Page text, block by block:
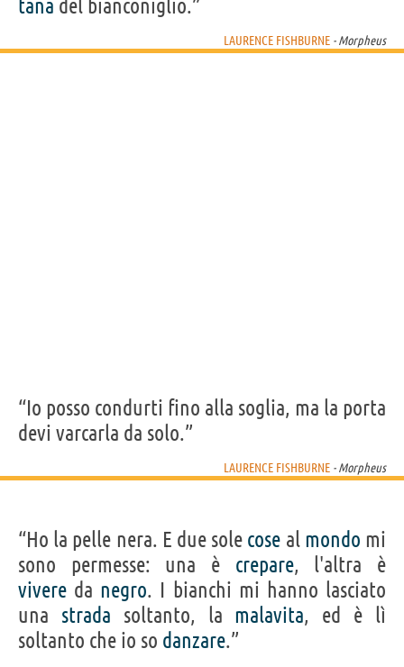
Personaggi affini perCAST GENERI
tana del bianconiglio.”
LAURENCE FISHBURNE - Morpheus
“Io posso condurti fino alla soglia, ma la porta
devi varcarla da solo.”
LAURENCE FISHBURNE - Morpheus
“Ho la pelle nera. E due sole cose al mondo mi
sono permesse: una è crepare, l'altra è
vivere da negro. I bianchi mi hanno lasciato
una strada soltanto, la malavita, ed è lì
soltanto che io so danzare.”